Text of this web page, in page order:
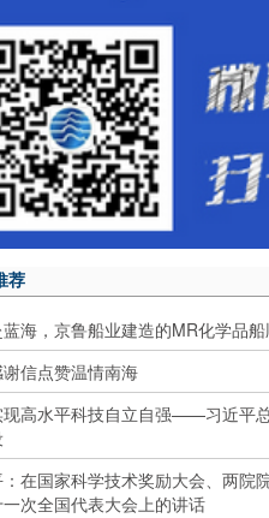
荐
海，京鲁船业建造的MR化学品
信点赞温情南海
现高水平科技自立自强——习近平
在国家科学技术奖励大会、两院
次全国代表大会上的讲话